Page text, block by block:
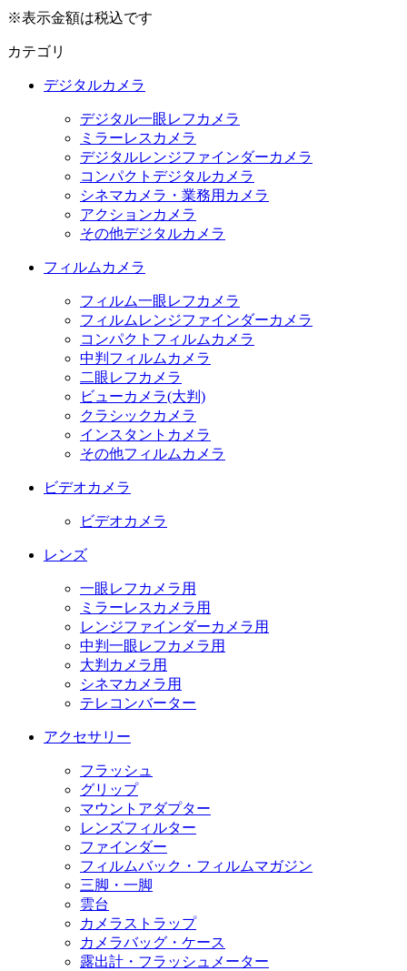
※表示金額は税込です
カテゴリ
デジタルカメラ
デジタル一眼レフカメラ
ミラーレスカメラ
デジタルレンジファインダーカメラ
コンパクトデジタルカメラ
シネマカメラ・業務用カメラ
アクションカメラ
その他デジタルカメラ
フィルムカメラ
フィルム一眼レフカメラ
フィルムレンジファインダーカメラ
コンパクトフィルムカメラ
中判フィルムカメラ
二眼レフカメラ
ビューカメラ(大判)
クラシックカメラ
インスタントカメラ
その他フィルムカメラ
ビデオカメラ
ビデオカメラ
レンズ
一眼レフカメラ用
ミラーレスカメラ用
レンジファインダーカメラ用
中判一眼レフカメラ用
大判カメラ用
シネマカメラ用
テレコンバーター
アクセサリー
フラッシュ
グリップ
マウントアダプター
レンズフィルター
ファインダー
フィルムバック・フィルムマガジン
三脚・一脚
雲台
カメラストラップ
カメラバッグ・ケース
露出計・フラッシュメーター